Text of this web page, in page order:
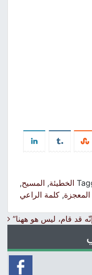
الخطيئة,المسيح,
المعجزة,كلمة الراعي
قد قام، ليس هو ههنا”